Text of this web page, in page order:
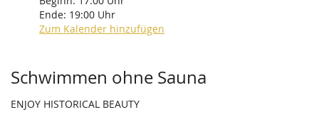
Ende: 19:00 Uhr
Zum Kalender hinzufügen
Produkte
Schwimmen ohne Sauna
ENJOY HISTORICAL BEAUTY